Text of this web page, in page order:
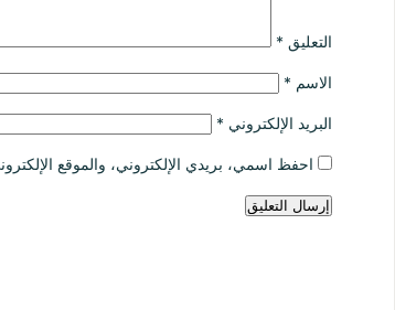
التعليق *
الاسم *
البريد الإلكتروني *
احفظ اسمي، بريدي الإلكتروني، والموقع